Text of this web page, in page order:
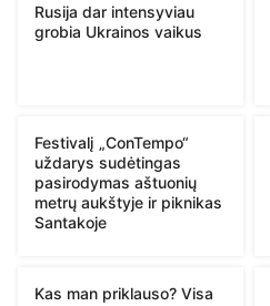
Rusija dar intensyviau
grobia Ukrainos vaikus
Festivalį „ConTempo“
uždarys sudėtingas
pasirodymas aštuonių
metrų aukštyje ir piknikas
Santakoje
Kas man priklauso? Visa